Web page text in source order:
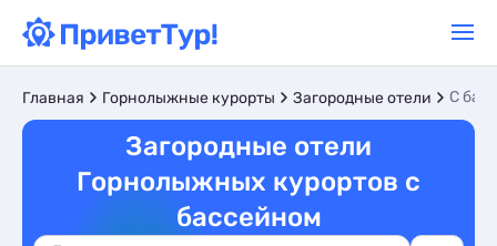
Главная Горнолыжные курорты Загородные отели С
Загородные отели
Горнолыжных курортов с
бассейном